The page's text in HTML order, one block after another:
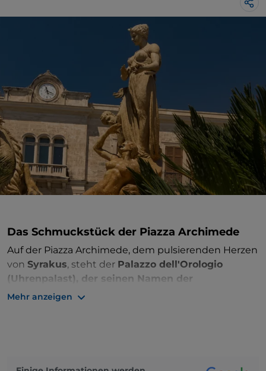
Das Schmuckstück der Piazza Archimede
Auf der Piazza Archimede, dem pulsierenden Herzen
von Syrakus, steht der Palazzo dell'Orologio
(Uhrenpalast), der seinen Namen der
mechanischen Uhr oben an seiner Fassade
Mehr anzeigen